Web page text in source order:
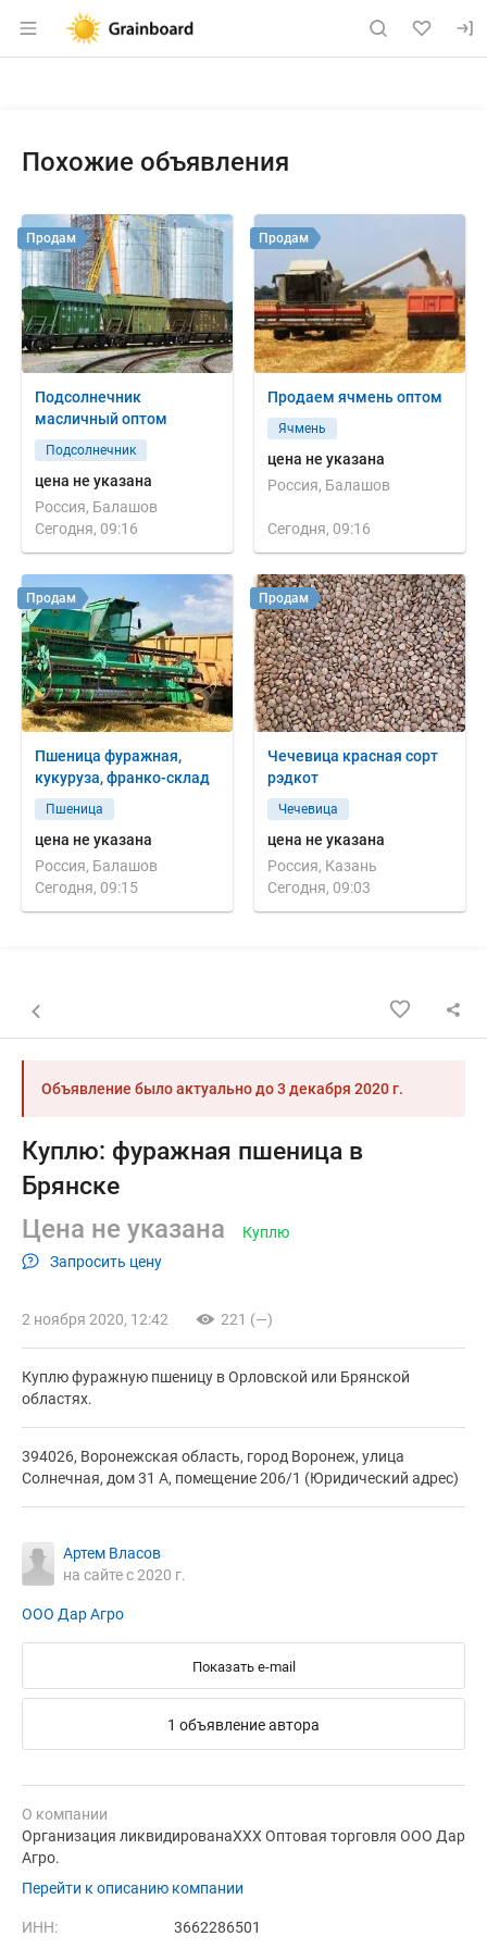
Раздел навигации по сайту
Похожие объявления
Подсолнечник
масличный оптом
Подсолнечник
цена не указана
Россия, Балашов
Сегодня, 09:16
Продам
Продаем ячмень оптом
Ячмень
цена не указана
Россия, Балашов
Сегодня, 09:16
Продам
Пшеница фуражная,
кукуруза, франко-склад
Пшеница
цена не указана
Россия, Балашов
Сегодня, 09:15
Продам
Чечевица красная сорт
рэдкот
Чечевица
цена не указана
Россия, Казань
Сегодня, 09:03
Продам
Назад к списку объявлений
Объявление было актуально до3 декабря 2020 г.
Куплю: фуражная пшеница в
Брянске
Цена не указана
Запросить цену
Куплю
2 ноября 2020, 12:42 221 (—)
Куплю фуражную пшеницу в Орловской или Брянской
областях.
394026, Воронежская область, город Воронеж, улица
Солнечная, дом 31 А, помещение 206/1 (Юридический адрес)
Артем Власов
на сайте с 2020 г.
ООО Дар Агро
Показать e-mail
1 объявление автора
О компании
Организация ликвидированаХХХ Оптовая торговля ООО Дар
Агро.
Перейти к описанию компании
ИНН: 3662286501